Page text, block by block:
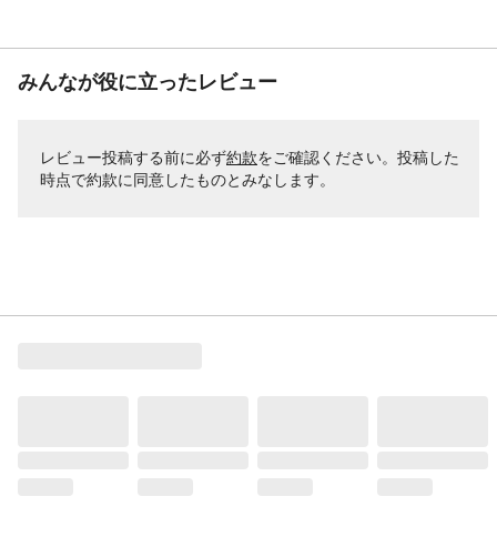
みんなが役に立ったレビュー
レビュー投稿する前に必ず約款をご確認ください。投稿した
時点で約款に同意したものとみなします。